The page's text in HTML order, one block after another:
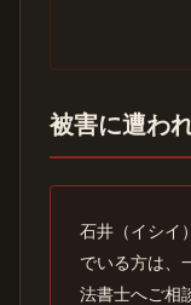
被害に遭わ
石井（イシイ
でいる方は、
法書士へご相